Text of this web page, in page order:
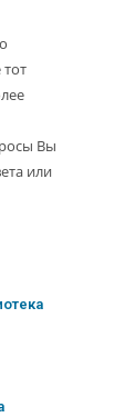
Вы
или